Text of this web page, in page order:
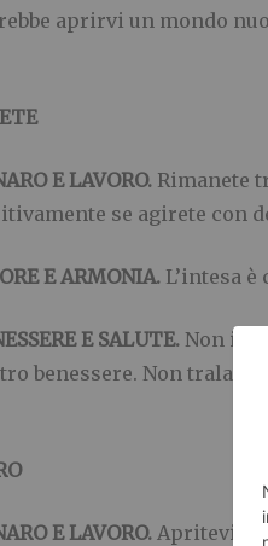
aprirvi un mondo
E LAVORO. Rimanete
se agirete con
E ARMONIA. L’intesa
E SALUTE. Non
benessere. Non
E LAVORO. Apritevi